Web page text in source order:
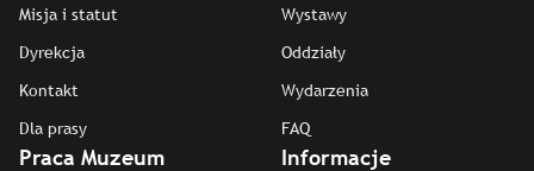
Misja i statut
Dyrekcja
Kontakt
Dla prasy
Wystawy
Oddziały
Wydarzenia
FAQ
Praca Muzeum Informacje